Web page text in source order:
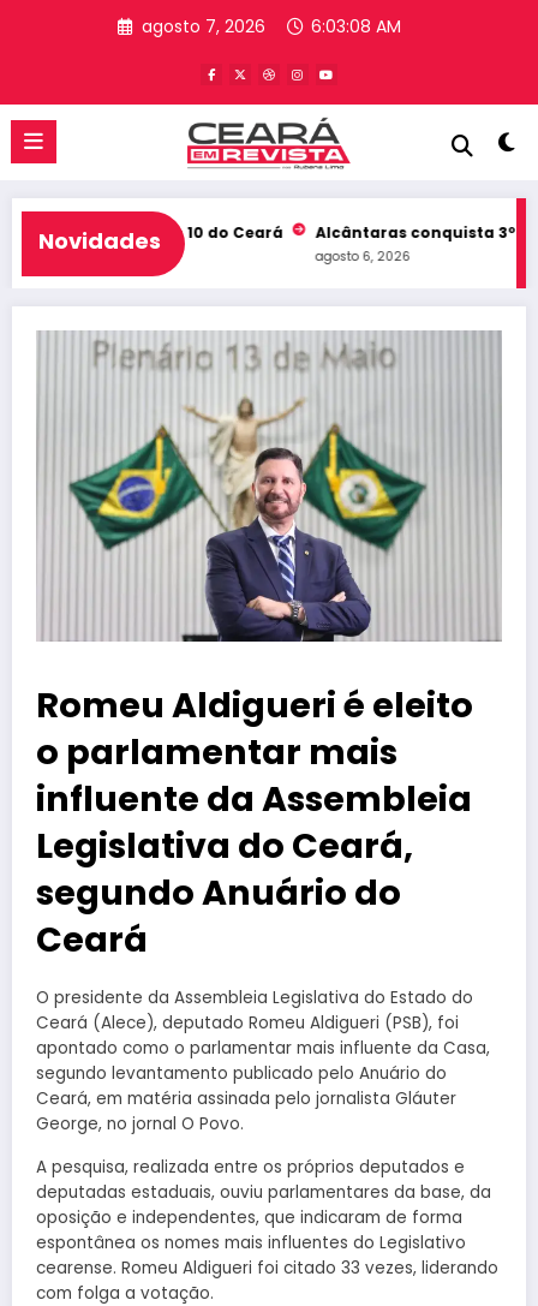
agosto 7, 2026 6:03:09 AM
Novidades
e entra no Top 10 do Ceará Alcântaras conquista 3º lugar
agosto 6, 2026
Romeu Aldigueri é eleito
o parlamentar mais
influente da Assembleia
Legislativa do Ceará,
segundo Anuário do
Ceará
O presidente da Assembleia Legislativa do Estado do
Ceará (Alece), deputado Romeu Aldigueri (PSB), foi
apontado como o parlamentar mais influente da Casa,
segundo levantamento publicado pelo Anuário do
Ceará, em matéria assinada pelo jornalista Gláuter
George, no jornal O Povo.
A pesquisa, realizada entre os próprios deputados e
deputadas estaduais, ouviu parlamentares da base, da
oposição e independentes, que indicaram de forma
espontânea os nomes mais influentes do Legislativo
cearense. Romeu Aldigueri foi citado 33 vezes, liderando
com folga a votação.